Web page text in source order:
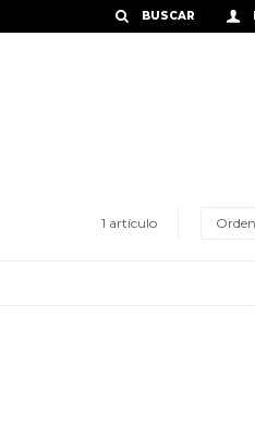
1 artículo